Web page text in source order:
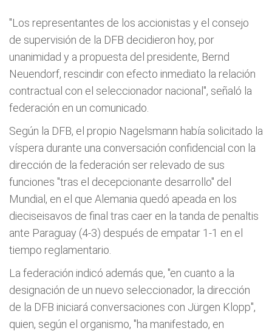
"Los representantes de los accionistas y el consejo
de supervisión de la DFB decidieron hoy, por
unanimidad y a propuesta del presidente, Bernd
Neuendorf, rescindir con efecto inmediato la relación
contractual con el seleccionador nacional", señaló la
federación en un comunicado.
Según la DFB, el propio Nagelsmann había solicitado la
víspera durante una conversación confidencial con la
dirección de la federación ser relevado de sus
funciones "tras el decepcionante desarrollo" del
Mundial, en el que Alemania quedó apeada en los
dieciseisavos de final tras caer en la tanda de penaltis
ante Paraguay (4-3) después de empatar 1-1 en el
tiempo reglamentario.
La federación indicó además que, "en cuanto a la
designación de un nuevo seleccionador, la dirección
de la DFB iniciará conversaciones con Jürgen Klopp",
quien, según el organismo, "ha manifestado, en